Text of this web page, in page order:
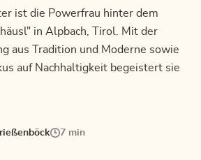
ist die Powerfrau hinter dem
in Alpbach, Tirol. Mit der
aus Tradition und Moderne sowie
auf Nachhaltigkeit begeistert sie
7 min